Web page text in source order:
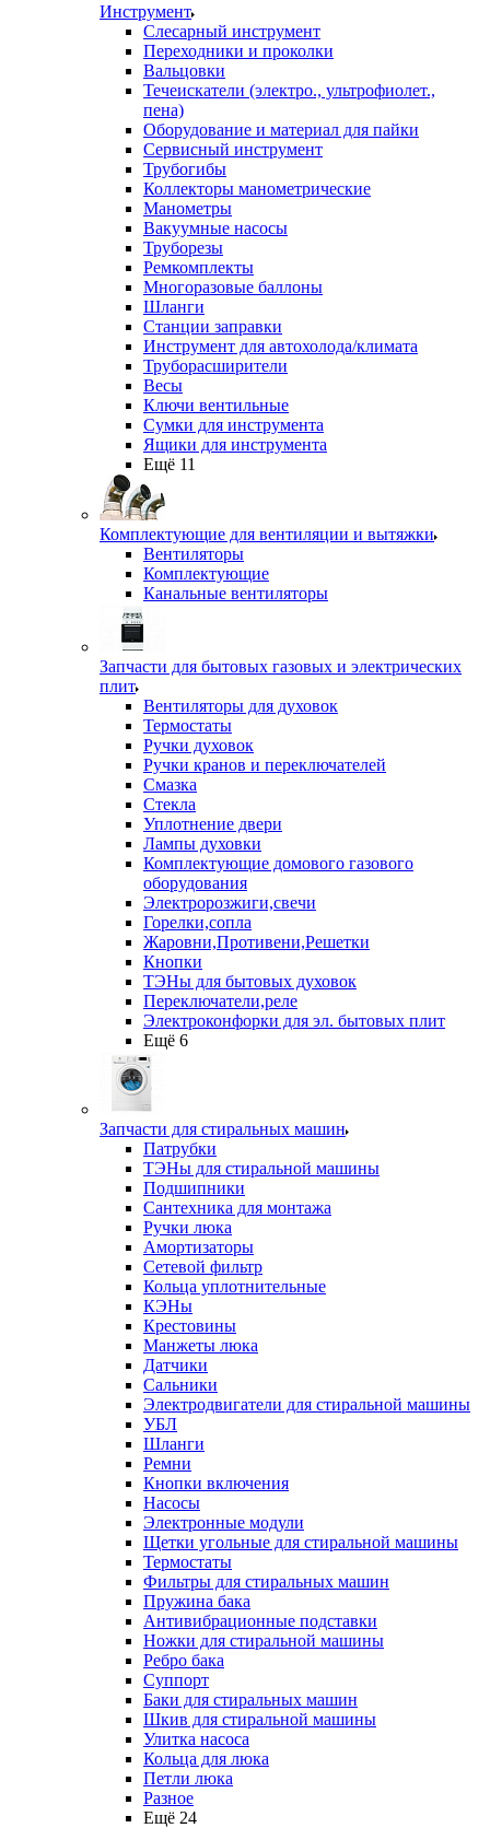
Инструмент
Слесарный инструмент
Переходники и проколки
Вальцовки
Течеискатели (электро., ультрофиолет.,
пена)
Оборудование и материал для пайки
Сервисный инструмент
Трубогибы
Коллекторы манометрические
Манометры
Вакуумные насосы
Труборезы
Ремкомплекты
Многоразовые баллоны
Шланги
Станции заправки
Инструмент для автохолода/климата
Труборасширители
Весы
Ключи вентильные
Сумки для инструмента
Ящики для инструмента
Ещё 11
Комплектующие для вентиляции и вытяжки
Вентиляторы
Комплектующие
Канальные вентиляторы
Запчасти для бытовых газовых и электрических
плит
Вентиляторы для духовок
Термостаты
Ручки духовок
Ручки кранов и переключателей
Смазка
Стекла
Уплотнение двери
Лампы духовки
Комплектующие домового газового
оборудования
Электророзжиги,свечи
Горелки,сопла
Жаровни,Противени,Решетки
Кнопки
ТЭНы для бытовых духовок
Переключатели,реле
Электроконфорки для эл. бытовых плит
Ещё 6
Запчасти для стиральных машин
Патрубки
ТЭНы для стиральной машины
Подшипники
Сантехника для монтажа
Ручки люка
Амортизаторы
Сетевой фильтр
Кольца уплотнительные
КЭНы
Крестовины
Манжеты люка
Датчики
Сальники
Электродвигатели для стиральной машины
УБЛ
Шланги
Ремни
Кнопки включения
Насосы
Электронные модули
Щетки угольные для стиральной машины
Термостаты
Фильтры для стиральных машин
Пружина бака
Антивибрационные подставки
Ножки для стиральной машины
Ребро бака
Суппорт
Баки для стиральных машин
Шкив для стиральной машины
Улитка насоса
Кольца для люка
Петли люка
Разное
Ещё 24